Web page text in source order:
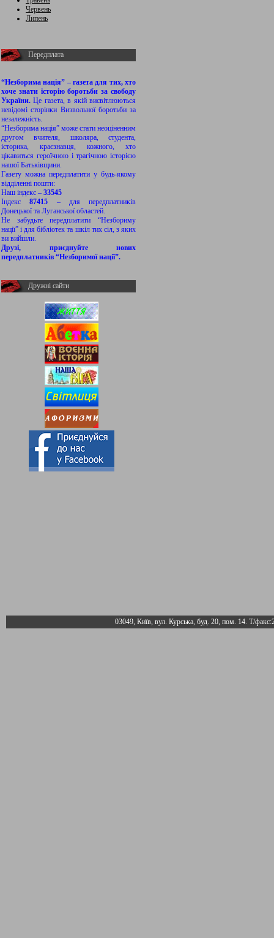
Червень
Липень
Передплата
“Незборима нація” – газета для тих, хто
хоче знати історію боротьби за свободу
України.Це газета, в якій висвітлюються
невідомі сторінки Визвольної боротьби за
незалежність.
“Незборима нація” може стати неоціненним
другом вчителя, школяра, студента,
історика, краєзнавця, кожного, хто
цікавиться героїчною і трагічною історією
нашої Батьківщини.
Газету можна передплатити у будь-якому
відділенні пошти:
Наш індекс – 33545
Індекс87415 – для передплатників
Донецької та Луганської областей.
Не забудьте передплатити “Незбориму
нації” і для бібліотек та шкіл тих сіл, з яких
ви вийшли.
Друзі, приєднуйте нових
передплатників “Незборимої нації”.
Дружні сайти
03049, Київ, вул. Курська, буд. 20, пом. 14. Т/